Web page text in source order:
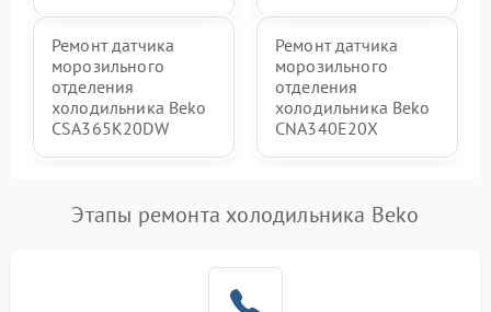
Ремонт датчика
морозильного
отделения
холодильника Beko
CSA365K20DW
Ремонт датчика
морозильного
отделения
холодильника Beko
CNA340E20X
Этапы ремонта холодильника Beko